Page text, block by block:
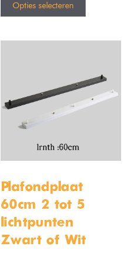
Opties selecteren
Plafondplaat
60cm 2 tot 5
lichtpunten –
Zwart of Wit